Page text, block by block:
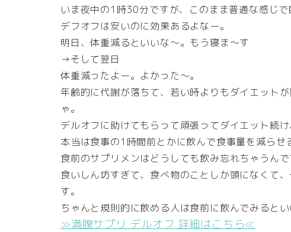
いま夜中の1時30分ですが、このまま普通な感じで
デフオフは安いのに効果あるよなー。
明日、体重減るといいな～。もう寝ま～す
→そして翌日
体重減ったよー。よかった～。
年齢的に代謝が落ちて、若い時よりもダイエット
ゃ。
デルオフに助けてもらって頑張ってダイエット続け
本当は食事の1時間前とかに飲んで食事量を減らせ
食前のサプリメンはどうしても飲み忘れちゃうんで
食いしん坊すぎて、食べ物のことしか頭になくて
す。
ちゃんと規則的に飲める人は食前に飲んでみるとい
≫満腹サプリ デルオフ 詳細はこちら≪